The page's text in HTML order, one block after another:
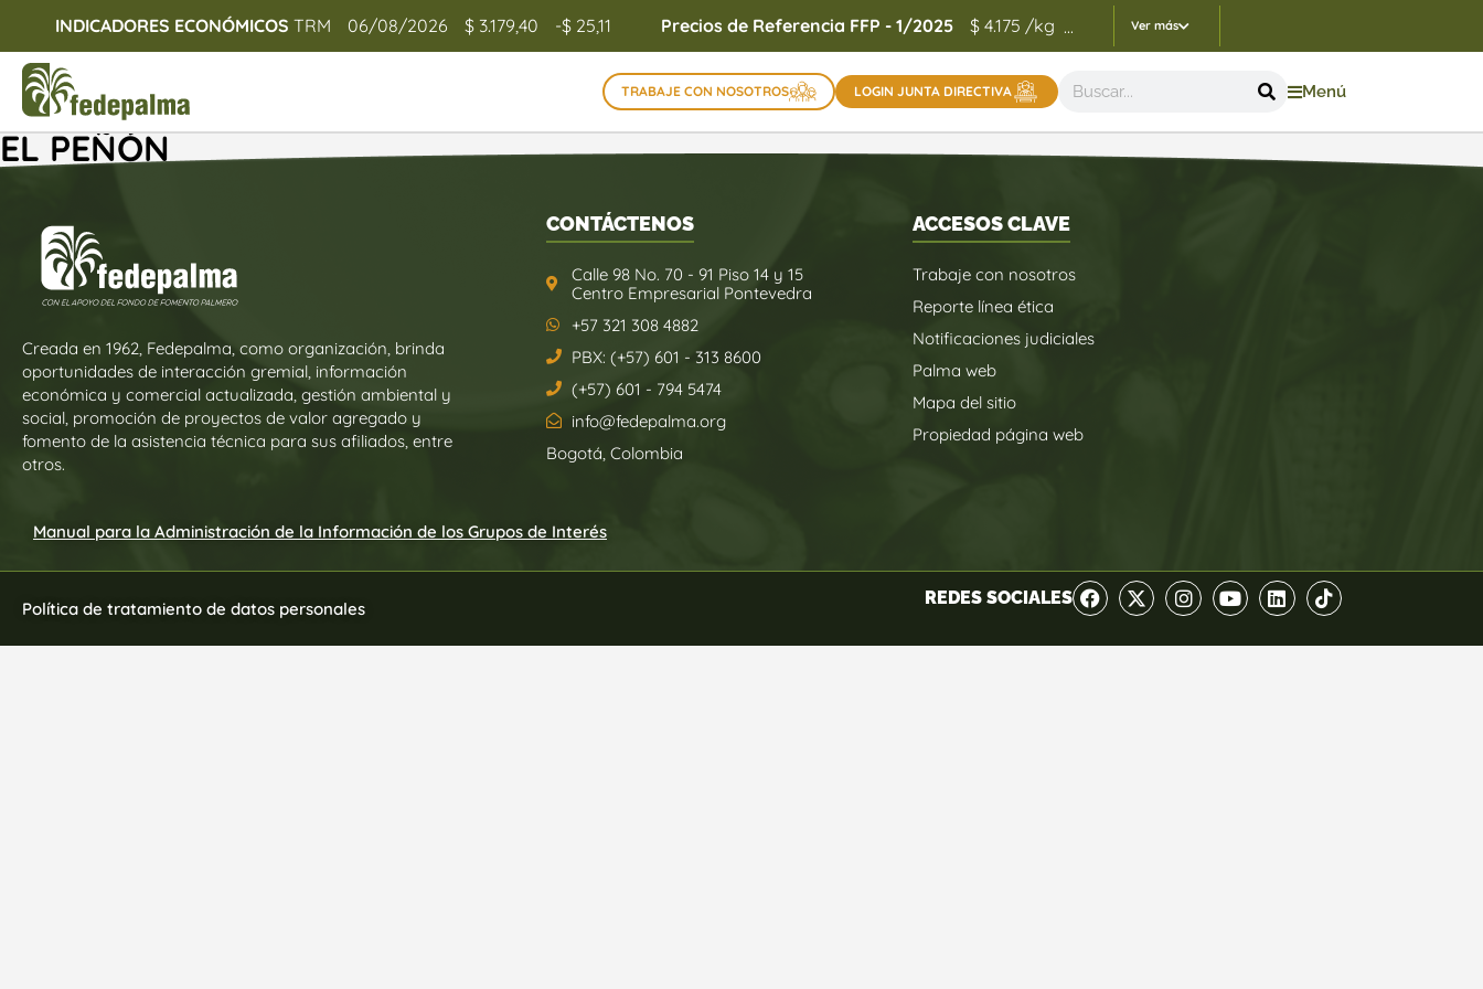
INDICADORES ECONÓMICOS TRM 06/08/2026 $ 3.179,40 -$ 25,11 Precios de Referencia FFP - 1/2025 $ 4.175 /kg Indicadores Precios de Referencia FEP - 05/
... Ver más
TRABAJE CON NOSOTROS LOGIN JUNTA DIRECTIVA Menú
EL PEÑÓN
Creada en 1962, Fedepalma, como organización, brinda
oportunidades de interacción gremial, información
económica y comercial actualizada, gestión ambiental y
social, promoción de proyectos de valor agregado y
fomento de la asistencia técnica para sus afiliados, entre
otros.
CONTÁCTENOS
Calle 98 No. 70 - 91 Piso 14 y 15
Centro Empresarial Pontevedra
+57 321 308 4882
PBX: (+57) 601 - 313 8600
(+57) 601 - 794 5474
info@fedepalma.org
Bogotá, Colombia
ACCESOS CLAVE
Trabaje con nosotros
Reporte línea ética
Notificaciones judiciales
Palma web
Mapa del sitio
Propiedad página web
Manual para la Administración de la Información de los Grupos de Interés
Política de tratamiento de datos personales
REDES SOCIALES